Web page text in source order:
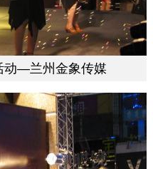
动—兰州金象传媒